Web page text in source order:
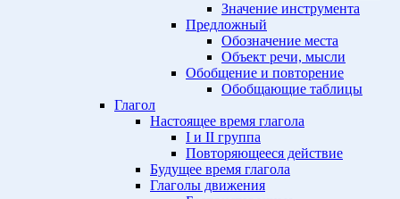
Значение инструмента
Предложный
Обозначение места
Объект речи, мысли
Обобщение и повторение
Обобщающие таблицы
Глагол
Настоящее время глагола
I и II группа
Повторяющееся действие
Будущее время глагола
Глаголы движения